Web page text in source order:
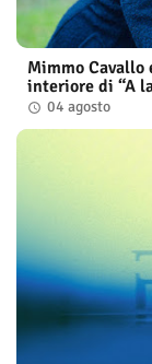
Mimmo
interiore di “A
04 agosto